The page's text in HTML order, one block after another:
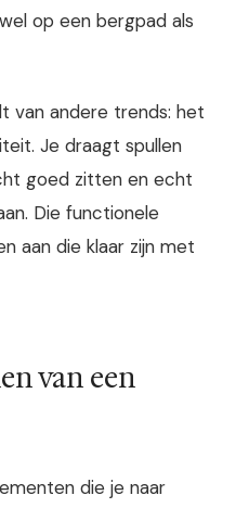
op een bergpad als
van andere trends: het
Je draagt spullen
goed zitten en echt
Die functionele
aan die klaar zijn met
van een
die je naar